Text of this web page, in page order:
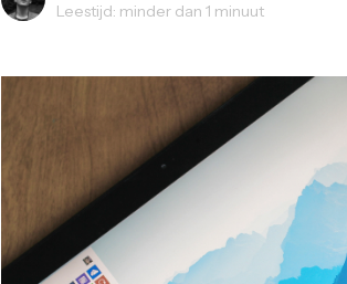
Leestijd: minder dan 1 minuut